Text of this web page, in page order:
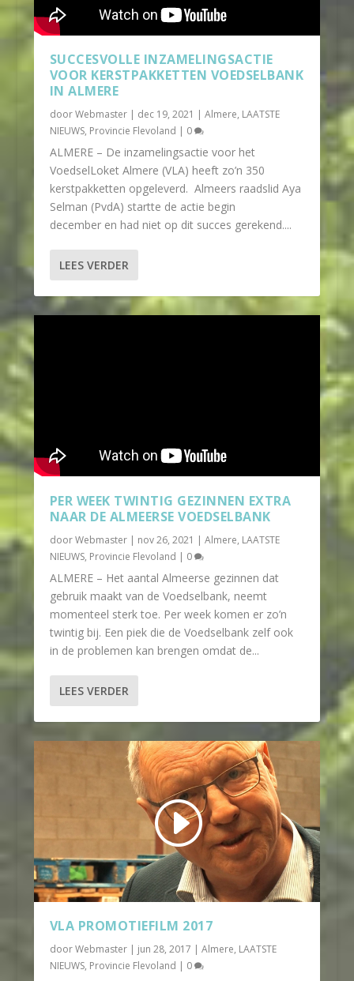
SUCCESVOLLE INZAMELINGSACTIE
VOOR KERSTPAKKETTEN VOEDSELBANK
IN ALMERE
doorWebmaster| dec 19, 2021 | Almere, LAATSTE
NIEUWS, Provincie Flevoland | 0
ALMERE – De inzamelingsactie voor het
VoedselLoket Almere (VLA) heeft zo’n 350
kerstpakketten opgeleverd. Almeers raadslid Aya
Selman (PvdA) startte de actie begin
december en had niet op dit succes gerekend....
LEES VERDER
PER WEEK TWINTIG GEZINNEN EXTRA
NAAR DE ALMEERSE VOEDSELBANK
doorWebmaster| nov 26, 2021 | Almere, LAATSTE
NIEUWS, Provincie Flevoland | 0
ALMERE – Het aantal Almeerse gezinnen dat
gebruik maakt van de Voedselbank, neemt
momenteel sterk toe. Per week komen er zo’n
twintig bij. Een piek die de Voedselbank zelf ook
in de problemen kan brengen omdat de...
LEES VERDER
VLA PROMOTIEFILM 2017
doorWebmaster| jun 28, 2017 | Almere, LAATSTE
NIEUWS, Provincie Flevoland | 0